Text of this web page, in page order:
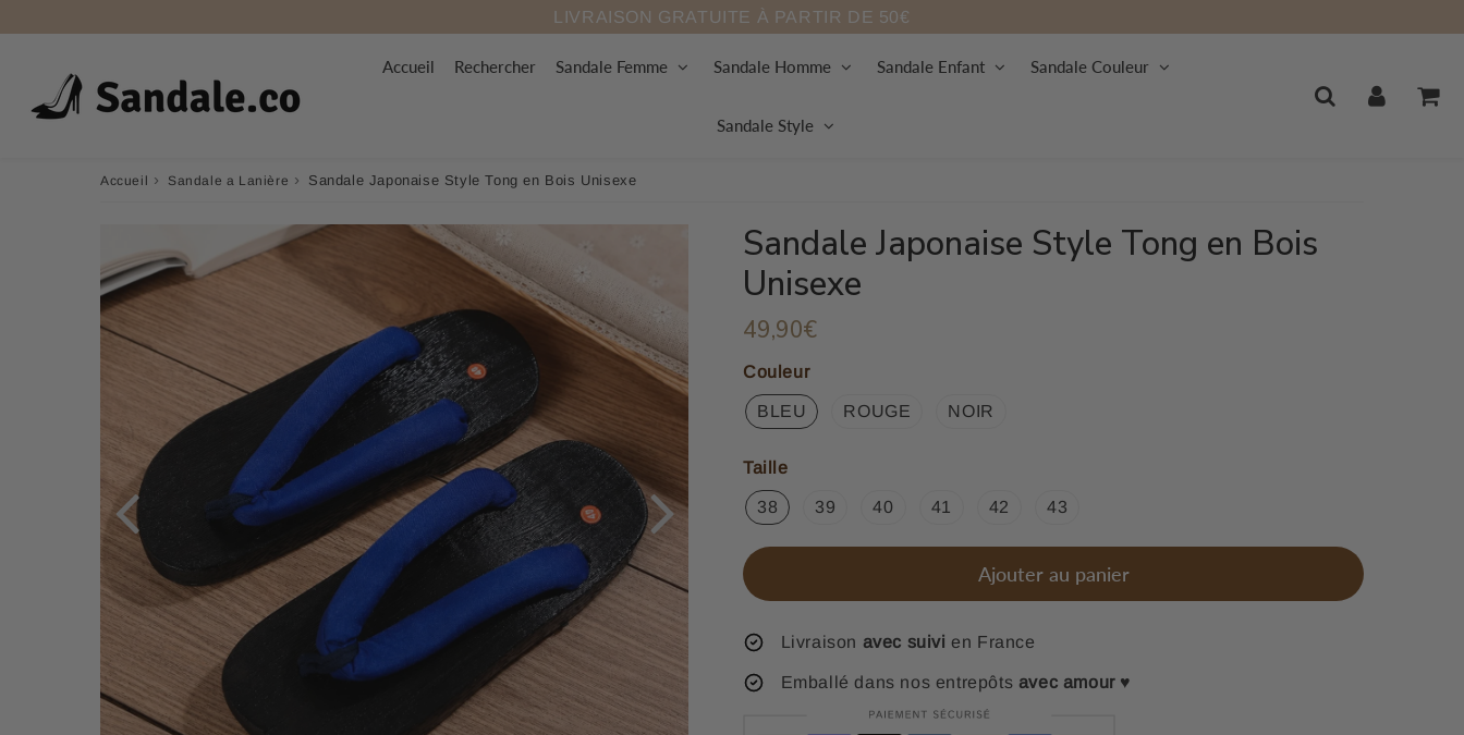
LIVRAISON GRATUITE À PARTIR DE 50€
Accueil Rechercher Sandale Femme Sandale Homme Sandale Enfant Sandale Couleur
Sandale Style
Accueil › Sandale a Lanière › Sandale Japonaise Style Tong en Bois Unisexe
Sandale Japonaise Style Tong en Bois
Unisexe
49,90€
Couleur
BLEU ROUGE NOIR
Taille
38 39 40 41 42 43
Ajouter au panier
Livraison avec suivi en France
Emballé dans nos entrepôts avec amour ♥